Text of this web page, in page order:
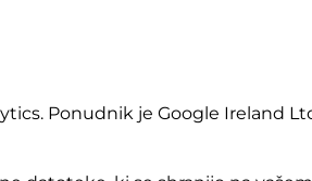
Ponudnik je Google Ireland